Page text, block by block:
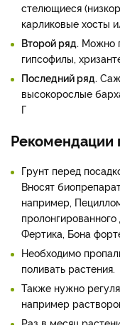
стелющиеся
карликовые хосты
Второй ряд. Можно
гипсофилы,
Последний ряд.
высокорослые
Г
Рекомендации
Грунт перед
Вносят
например,
Фертика, Бона
Необходимо
поливать растения.
Также нужно
например